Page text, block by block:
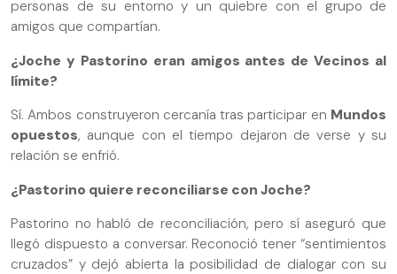
personas de su entorno y un quiebre con el grupo de
amigos que compartían.
¿Joche y Pastorino eran amigos antes de Vecinos al
límite?
Sí. Ambos construyeron cercanía tras participar en Mundos
opuestos, aunque con el tiempo dejaron de verse y su
relación se enfrió.
¿Pastorino quiere reconciliarse con Joche?
Pastorino no habló de reconciliación, pero sí aseguró que
llegó dispuesto a conversar. Reconoció tener “sentimientos
cruzados” y dejó abierta la posibilidad de dialogar con su